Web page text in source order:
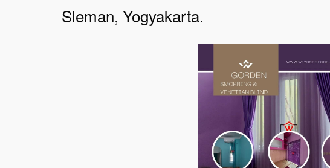
Sleman, Yogyakarta.